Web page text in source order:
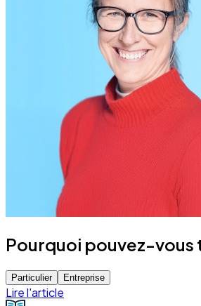
Pourquoi pouvez-vous
Particulier Entreprise
Lire l'article